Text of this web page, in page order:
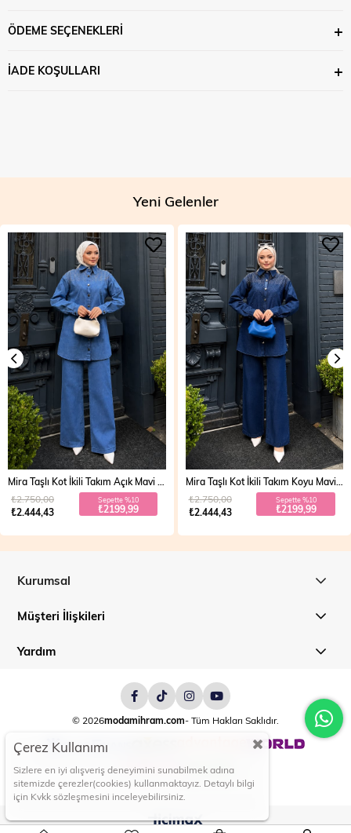
ÖDEME SEÇENEKLERI
İADE KOŞULLARI
Yeni Gelenler
₺2.444,43
₺2.750,00 Sepette %10
₺2199,99
Vera Fermuarlı Denim Takım Açık Mavi 19298
₺2.499,99
₺2.700,00 Sepette %20
₺1999,99
Kurumsal
Müşteri İlişkileri
Yardım
© 2026modamihram.com- Tüm Hakları Saklıdır.
Çerez Kullanımı
Sizlere en iyi alışveriş deneyimini sunabilmek adına
sitemizde çerezler(cookies) kullanmaktayız. Detaylı bilgi
için Kvkk sözleşmesini inceleyebilirsiniz.